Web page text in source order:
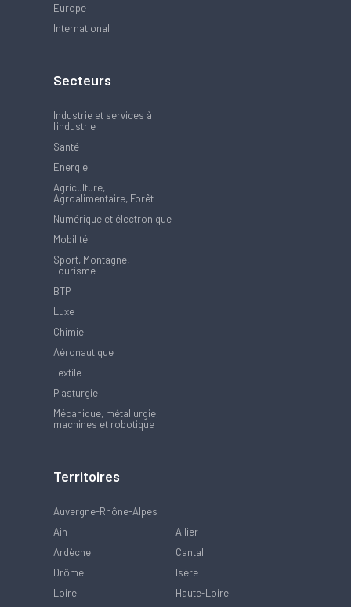
Europe
International
Secteurs
Industrie et services à
l'industrie
Santé
Energie
Agriculture,
Agroalimentaire, Forêt
Numérique et électronique
Mobilité
Sport, Montagne,
Tourisme
BTP
Luxe
Chimie
Aéronautique
Textile
Plasturgie
Mécanique, métallurgie,
machines et robotique
Territoires
Auvergne-Rhône-Alpes
Ain
Allier
Ardèche
Cantal
Drôme
Isère
Loire
Haute-Loire